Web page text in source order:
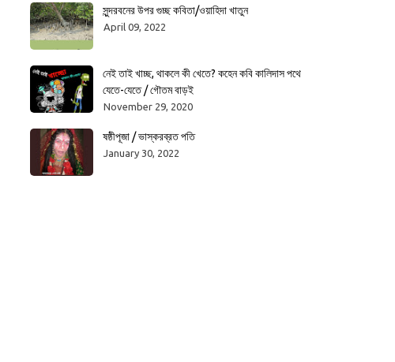
সুন্দরবনের উপর গুচ্ছ কবিতা/ওয়াহিদা খাতুন
April 09, 2022
নেই তাই খাচ্ছ, থাকলে কী খেতে? কহেন কবি কালিদাস পথে
যেতে-যেতে / গৌতম বাড়ই
November 29, 2020
ষষ্ঠীপূজা / ভাস্করব্রত পতি
January 30, 2022